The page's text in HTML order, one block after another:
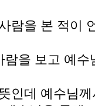
람을 본 적이
람을 보고 예
인데 예수님